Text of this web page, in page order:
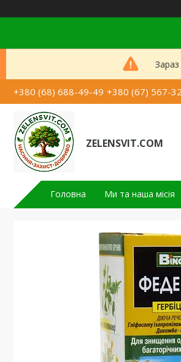
+380 (68) 688-49-49 +380 (67) 567-
ZELENSVIT.COM
Головна Ми та наша місія